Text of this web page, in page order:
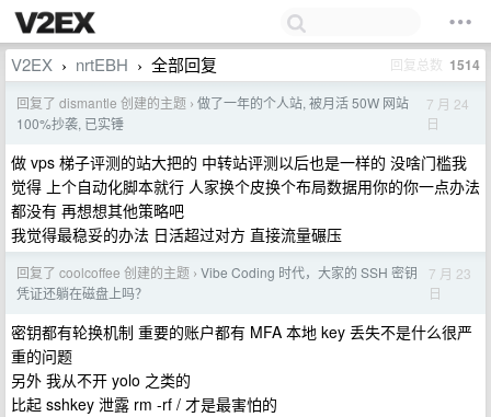
V2EX › nrtEBH › 全部回复 回复总数 1514
回复了 dismantle 创建的主题 › 做了一年的个人站, 被月活 50W 网站
100%抄袭, 已实锤
7 月 24
日
做 vps 梯子评测的站大把的 中转站评测以后也是一样的 没啥门槛我
觉得 上个自动化脚本就行 人家换个皮换个布局数据用你的你一点办法
都没有 再想想其他策略吧
我觉得最稳妥的办法 日活超过对方 直接流量碾压
回复了 coolcoffee 创建的主题 › Vibe Coding 时代，大家的 SSH 密钥
凭证还躺在磁盘上吗？
7 月 23
日
密钥都有轮换机制 重要的账户都有 MFA 本地 key 丢失不是什么很严
重的问题
另外 我从不开 yolo 之类的
比起 sshkey 泄露 rm -rf / 才是最害怕的